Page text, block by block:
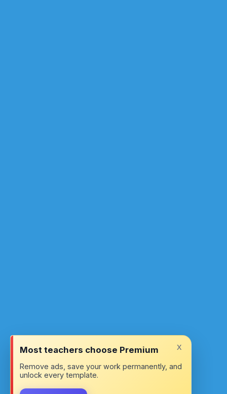
x
Most teachers choose Premium
Remove ads, save your work permanently, and
unlock every template.